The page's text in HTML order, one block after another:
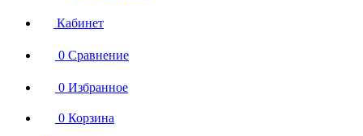
Кабинет
0 Сравнение
0 Избранное
0 Корзина